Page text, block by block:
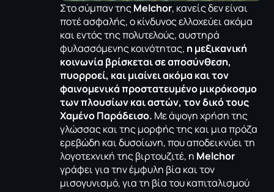
Στο σύμπαν τηςMelchor, κανείς δεν είναι
ποτέ ασφαλής, ο κίνδυνος ελλοχεύει ακόμα
και εντός της πολυτελούς, αυστηρά
φυλασσόμενης κοινότητας, η μεξικανική
κοινωνία βρίσκεται σε αποσύνθεση,
πυορροεί, και μιαίνει ακόμα και τον
φαινομενικά προστατευμένο μικρόκοσμο
των πλουσίων και αστών, τον δικό τους
Χαμένο Παράδεισο. Με άψογη χρήση της
γλώσσας και της μορφής της και μια πρόζα
ερεβώδη και δυσοίωνη, που αποδεικνύει τη
λογοτεχνική της βιρτουζιτέ, η Melchor
γράφει για την έμφυλη βία και τον
μισογυνισμό, για τη βία του καπιταλισμού